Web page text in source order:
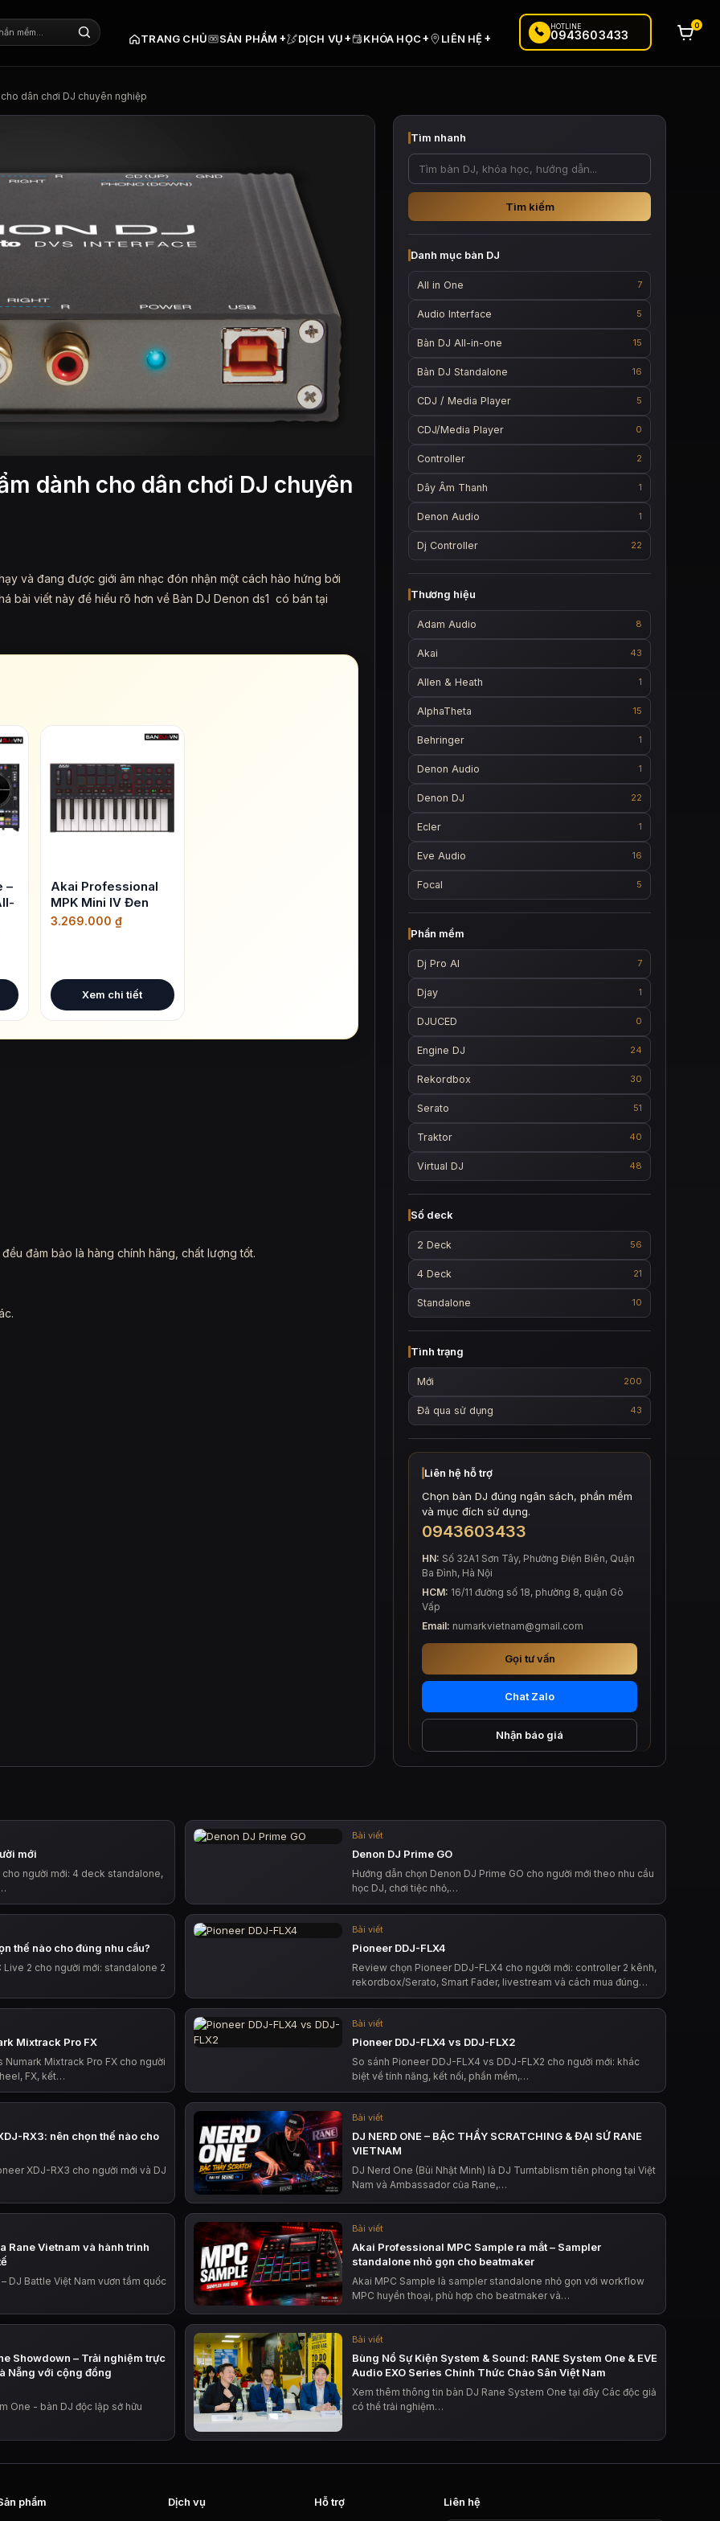
TRANG CHỦ SẢN PHẨM + DỊCH VỤ+ KHÓA HỌC+ LIÊN HỆ +
HOTLINE
0943603433
0
dân chơi DJ chuyên nghiệp
dành cho dân chơi DJ chuyên
và đang được giới âm nhạc đón nhận một cách hào hứng bởi
bài viết này để hiểu rõ hơn về Bàn DJ Denon ds1 có bán tại
–
Akai Professional
MPK Mini IV Đen
3.269.000 ₫
Xem chi tiết
đảm bảo là hàng chính hãng, chất lượng tốt.
Tìm nhanh
Tìm kiếm
Danh mục bàn DJ
All in One 7
Audio Interface 5
Bàn DJ All-in-one 15
Bàn DJ Standalone 16
CDJ / Media Player 5
CDJ/Media Player 0
Controller 2
Dây Âm Thanh 1
Denon Audio 1
Dj Controller 22
Thương hiệu
Adam Audio 8
Akai 43
Allen & Heath 1
AlphaTheta 15
Behringer 1
Denon Audio 1
Denon DJ 22
Ecler 1
Eve Audio 16
Focal 5
Phần mềm
Dj Pro AI 7
Djay 1
DJUCED 0
Engine DJ 24
Rekordbox 30
Serato 51
Traktor 40
Virtual DJ 48
Số deck
2 Deck 56
4 Deck 21
Standalone 10
Tình trạng
Mới 200
Đã qua sử dụng 43
Liên hệ hỗ trợ
Chọn bàn DJ đúng ngân sách, phần mềm
và mục đích sử dụng.
0943603433
HN: Số 32A1 Sơn Tây, Phường Điện Biên, Quận
Ba Đình, Hà Nội
HCM: 16/11 đường số 18, phường 8, quận Gò
Vấp
Email: numarkvietnam@gmail.com
Gọi tư vấn
Chat Zalo
Nhận báo giá
mới
người mới: 4 deck standalone,
Bài viết
Denon DJ Prime GO
Hướng dẫn chọn Denon DJ Prime GO cho người mới theo nhu cầu
học DJ, chơi tiệc nhỏ,…
thế nào cho đúng nhu cầu?
Live 2 cho người mới: standalone 2
Bài viết
Pioneer DDJ-FLX4
Review chọn Pioneer DDJ-FLX4 cho người mới: controller 2 kênh,
rekordbox/Serato, Smart Fader, livestream và cách mua đúng…
Mixtrack Pro FX
Mixtrack Pro FX cho người
FX, kết…
Bài viết
Pioneer DDJ-FLX4 vs DDJ-FLX2
So sánh Pioneer DDJ-FLX4 vs DDJ-FLX2 cho người mới: khác
biệt về tính năng, kết nối, phần mềm,…
RX3: nên chọn thế nào cho
XDJ-RX3 cho người mới và DJ
Bài viết
DJ NERD ONE – BẬC THẦY SCRATCHING & ĐẠI SỨ RANE
VIETNAM
DJ Nerd One (Bùi Nhật Minh) là DJ Turntablism tiên phong tại Việt
Nam và Ambassador của Rane,…
Rane Vietnam và hành trình
DJ Battle Việt Nam vươn tầm quốc
Bài viết
Akai Professional MPC Sample ra mắt – Sampler
standalone nhỏ gọn cho beatmaker
Akai MPC Sample là sampler standalone nhỏ gọn với workflow
MPC huyền thoại, phù hợp cho beatmaker và…
Showdown – Trải nghiệm trực
Nẵng với cộng đồng
One - bàn DJ độc lập sở hữu
Bài viết
Bùng Nổ Sự Kiện System & Sound: RANE System One & EVE
Audio EXO Series Chính Thức Chào Sân Việt Nam
Xem thêm thông tin bàn DJ Rane System One tại đây Các độc giả
có thể trải nghiệm…
phẩm Dịch vụ Hỗ trợ Liên hệ